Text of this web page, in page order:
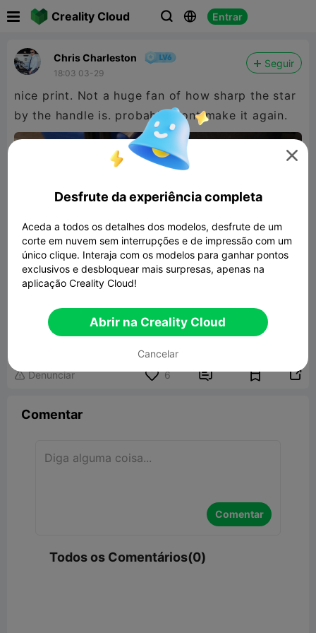
Creality Cloud   Entrar
Chris Charleston
18:03 03-29
Seguir
nice print. Not a huge fan of how sharp the star
by the handle is. probably wont make it again.
Extendable Shuriken Katana
421.92KB Modelo 3D Relacionado
 Denunciar 6  
Comentar
Comentar
Todos os Comentários(0)

Desfrute da experiência completa
Aceda a todos os detalhes dos modelos, desfrute de um
corte em nuvem sem interrupções e de impressão com um
único clique. Interaja com os modelos para ganhar pontos
exclusivos e desbloquear mais surpresas, apenas na
aplicação Creality Cloud!
Abrir na Creality Cloud
Cancelar